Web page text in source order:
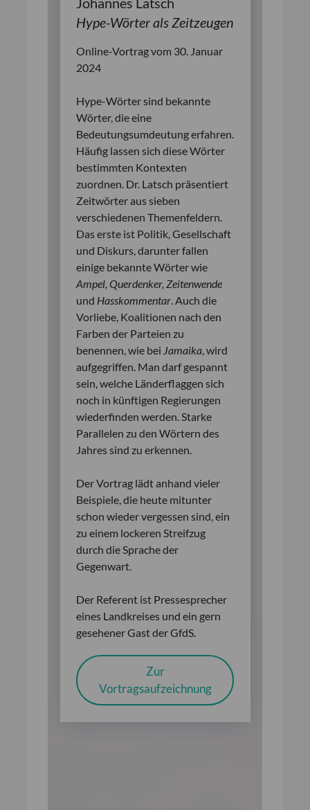
Hype-Wörter als Zeitzeugen
Online-Vortrag vom 30. Januar
2024
Hype-Wörter sind bekannte
Wörter, die eine
Bedeutungsumdeutung erfahren.
Häufig lassen sich diese Wörter
bestimmten Kontexten
zuordnen. Dr. Latsch präsentiert
Zeitwörter aus sieben
verschiedenen Themenfeldern.
Das erste ist Politik, Gesellschaft
und Diskurs, darunter fallen
einige bekannte Wörter wie
Ampel, Querdenker, Zeitenwende
und Hasskommentar. Auch die
Vorliebe, Koalitionen nach den
Farben der Parteien zu
benennen, wie bei Jamaika, wird
aufgegriffen. Man darf gespannt
sein, welche Länderflaggen sich
noch in künftigen Regierungen
wiederfinden werden. Starke
Parallelen zu den Wörtern des
Jahres sind zu erkennen.
Der Vortrag lädt anhand vieler
Beispiele, die heute mitunter
schon wieder vergessen sind, ein
zu einem lockeren Streifzug
durch die Sprache der
Gegenwart.
Der Referent ist Pressesprecher
eines Landkreises und ein gern
gesehener Gast der GfdS.
Zur
Vortragsaufzeichnung